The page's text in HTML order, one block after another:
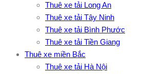
Thuê xe tải Long An
Thuê xe tải Tây Ninh
Thuê xe tải Bình Phước
Thuê xe tải Tiền Giang
Thuê xe miền Bắc
Thuê xe tải Hà Nội